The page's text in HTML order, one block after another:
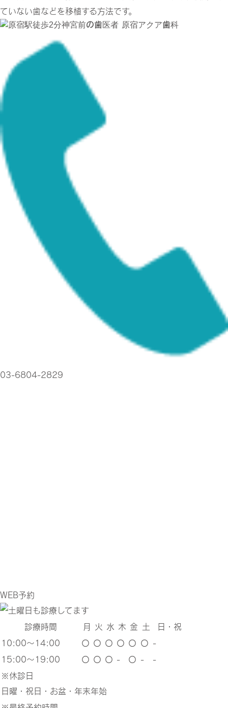
ていない歯などを移植する方法です。
03-6804-2829
WEB予約
診療時間 月 火 水 木 金 土
日・祝
10:00～14:00
〇 〇 〇 〇 〇 〇 -
15:00～19:00
〇 〇 〇 - 〇 -
-
※休診日
日曜・祝日・お盆・年末年始